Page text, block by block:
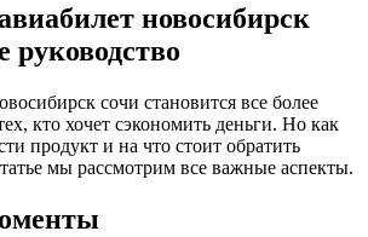
новосибирск
руководство
кто хочет сэкономить деньги. Но как
продукт и на что стоит обратить
мы рассмотрим все важные аспекты.